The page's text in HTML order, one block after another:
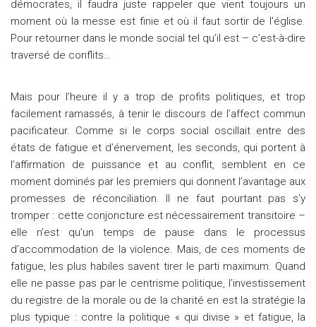
démocrates, il faudra juste rappeler que vient toujours un
moment où la messe est finie et où il faut sortir de l’église.
Pour retourner dans le monde social tel qu’il est – c’est-à-dire
traversé de conflits…
Mais pour l’heure il y a trop de profits politiques, et trop
facilement ramassés, à tenir le discours de l’affect commun
pacificateur. Comme si le corps social oscillait entre des
états de fatigue et d’énervement, les seconds, qui portent à
l’affirmation de puissance et au conflit, semblent en ce
moment dominés par les premiers qui donnent l’avantage aux
promesses de réconciliation. Il ne faut pourtant pas s’y
tromper : cette conjoncture est nécessairement transitoire –
elle n’est qu’un temps de pause dans le processus
d’accommodation de la violence. Mais, de ces moments de
fatigue, les plus habiles savent tirer le parti maximum. Quand
elle ne passe pas par le centrisme politique, l’investissement
du registre de la morale ou de la charité en est la stratégie la
plus typique : contre la politique « qui divise » et fatigue, la